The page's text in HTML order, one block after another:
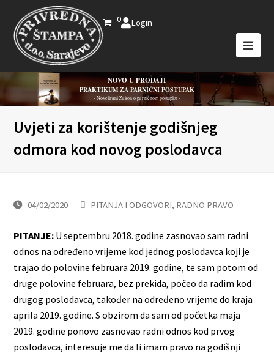
0 Login
NOVO U PRODAJI
PRAKTIKUM ZA PARNIČNI POSTUPAK
- Novelirani Zakon o parničnom postupku -
Uvjeti za korištenje godišnjeg
odmora kod novog poslodavca
04/02/2020 PITANJA I ODGOVORI, RADNO PRAVO
PITANJE: U septembru 2018. godine zasnovao sam radni
odnos na određeno vrijeme kod jednog poslodavca koji je
trajao do polovine februara 2019. godine, te sam potom od
druge polovine februara, bez prekida, počeo da radim kod
drugog poslodavca, također na određeno vrijeme do kraja
aprila 2019. godine. S obzirom da sam od početka maja
2019. godine ponovo zasnovao radni odnos kod prvog
poslodavca, interesuje me da li imam pravo na godišnji